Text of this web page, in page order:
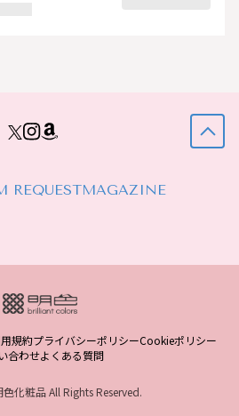
REQUESTMAGAZINE
規約プライバシーポリシーCookieポリシー
合わせよくある質問
化粧品 All Rights Reserved.